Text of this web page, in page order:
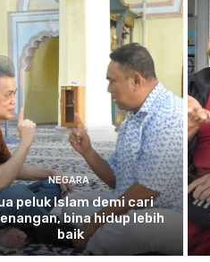
NEGARA
peluk Islam demi cari
bina hidup lebih
baik